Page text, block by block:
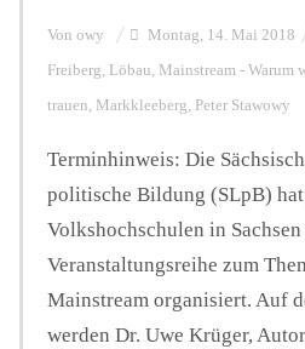
Podcast
Von owy Montag, 14. Mai 2018
Freiberg, Löbau, Mainstream - Warum
trauen, Markkleeberg, Peter Stawowy
Terminhinweis: Die
politische Bildung (SLpB)
Volkshochschulen in Sachsen
Veranstaltungsreihe zum
Mainstream organisiert. Auf
werden Dr. Uwe Krüger,